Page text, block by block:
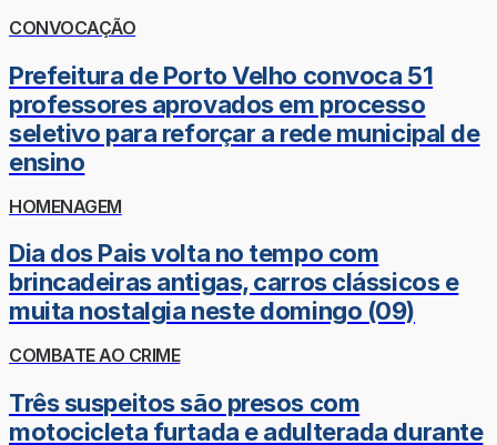
CONVOCAÇÃO
Prefeitura de Porto Velho convoca 51
professores aprovados em processo
seletivo para reforçar a rede municipal de
ensino
HOMENAGEM
Dia dos Pais volta no tempo com
brincadeiras antigas, carros clássicos e
muita nostalgia neste domingo (09)
COMBATE AO CRIME
Três suspeitos são presos com
motocicleta furtada e adulterada durante